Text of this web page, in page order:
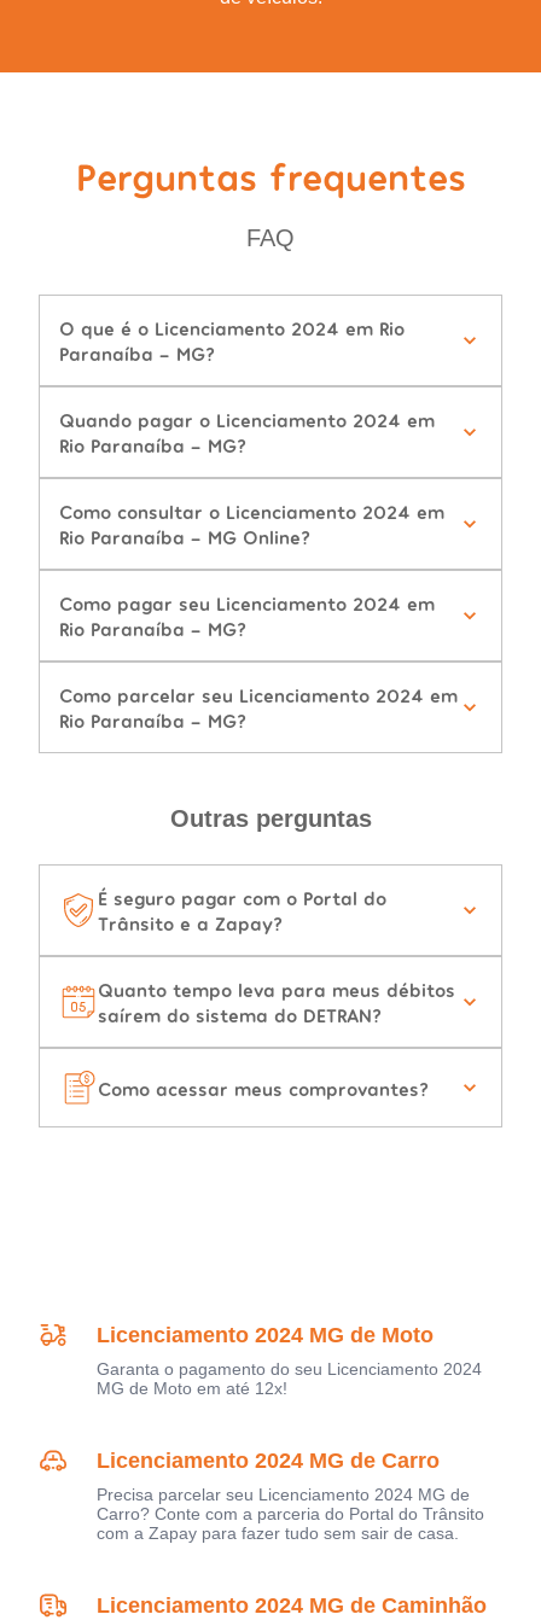
Perguntas frequentes
FAQ
O que é o Licenciamento 2024 em Rio
Paranaíba - MG?
Quando pagar o Licenciamento 2024 em
Rio Paranaíba - MG?
Como consultar o Licenciamento 2024 em
Rio Paranaíba - MG Online?
Como pagar seu Licenciamento 2024 em
Rio Paranaíba - MG?
Como parcelar seu Licenciamento 2024 em
Rio Paranaíba - MG?
Outras perguntas
É seguro pagar com o Portal do
Trânsito e a Zapay?
Quanto tempo leva para meus débitos
saírem do sistema do DETRAN?
Como acessar meus comprovantes?
Licenciamento 2024 MG de Moto
Garanta o pagamento do seu Licenciamento 2024
MG de Moto em até 12x!
Licenciamento 2024 MG de Carro
Precisa parcelar seu Licenciamento 2024 MG de
Carro? Conte com a parceria do Portal do Trânsito
com a Zapay para fazer tudo sem sair de casa.
Licenciamento 2024 MG de Caminhão